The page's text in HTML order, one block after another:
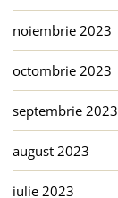
noiembrie 2023
octombrie 2023
septembrie 2023
august 2023
iulie 2023